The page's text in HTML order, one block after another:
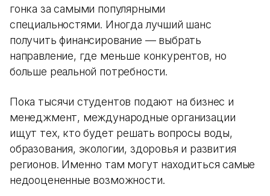
гонка за самыми популярными
специальностями. Иногда лучший шанс
получить финансирование — выбрать
направление, где меньше конкурентов, но
больше реальной потребности.
Пока тысячи студентов подают на бизнес и
менеджмент, международные организации
ищут тех, кто будет решать вопросы воды,
образования, экологии, здоровья и развития
регионов. Именно там могут находиться самые
недооцененные возможности.